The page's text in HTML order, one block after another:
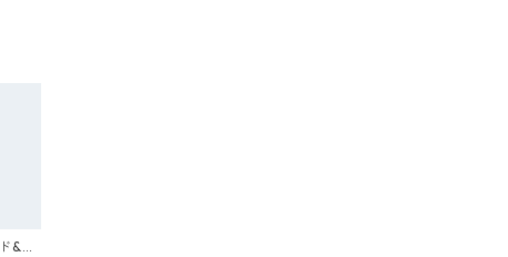
&マ